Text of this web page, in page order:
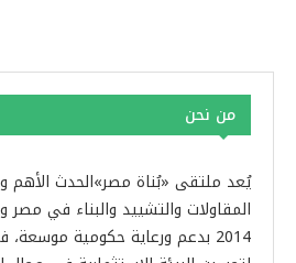
من نحن
يُعد ملتقى «بُناة مصر»الحدث الأهم
المقاولات والتشييد والبناء في
2014 بدعم ورعاية حكومية